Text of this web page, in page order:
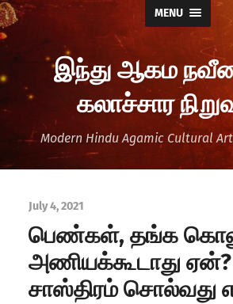
MENU
இந்து ஆகம
கலாச்சார
Modern Hindu Agamic Cultural
July 4, 2021
பெண்கள், தங்க
அணியக்கூடாது
சாஸ்திரம் சொல்வது